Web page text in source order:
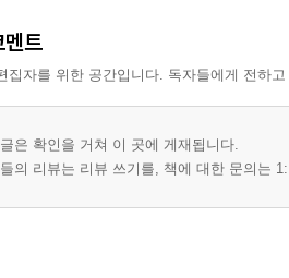
멘트
집자를 위한 공간입니다. 독자들에게 전하
은 확인을 거쳐 이 곳에 게재됩니다.
의 리뷰는 리뷰 쓰기를, 책에 대한 문의는